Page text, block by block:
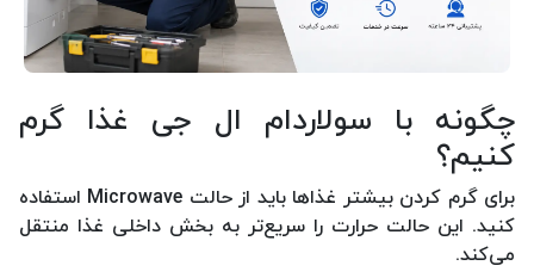
چگونه با سولاردام ال جی غذا گرم
کنیم؟
برای گرم کردن بیشتر غذاها باید از حالت Microwave استفاده
کنید. این حالت حرارت را سریع‌تر به بخش داخلی غذا منتقل
می‌کند.